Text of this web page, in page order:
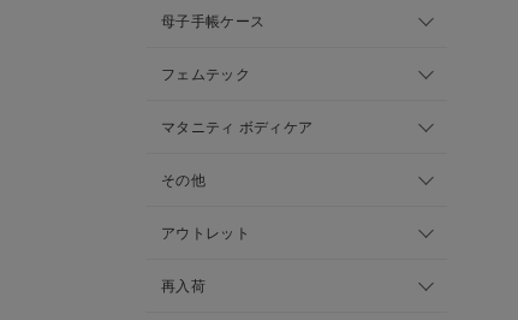
母子手帳ケース
フェムテック
マタニティ ボディケア
その他
アウトレット
再入荷